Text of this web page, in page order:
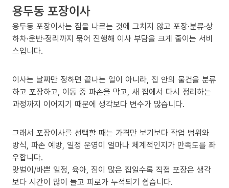
용두동 포장이사
용두동 포장이사는 짐을 나르는 것에 그치지 않고 포장·분류·상
하차·운반·정리까지 묶어 진행해 이사 부담을 크게 줄이는 서비
스입니다.
이사는 날짜만 정하면 끝나는 일이 아니라, 집 안의 물건을 분류
하고 포장하고, 이동 중 파손을 막고, 새 집에서 다시 정리하는
과정까지 이어지기 때문에 생각보다 변수가 많습니다.
그래서 포장이사를 선택할 때는 가격만 보기보다 작업 범위와
방식, 파손 예방, 일정 운영이 얼마나 체계적인지가 만족도를 좌
우합니다.
맞벌이/바쁜 일정, 육아, 짐이 많은 집일수록 직접 포장은 생각
보다 시간이 많이 들고 피로가 누적되기 쉽습니다.